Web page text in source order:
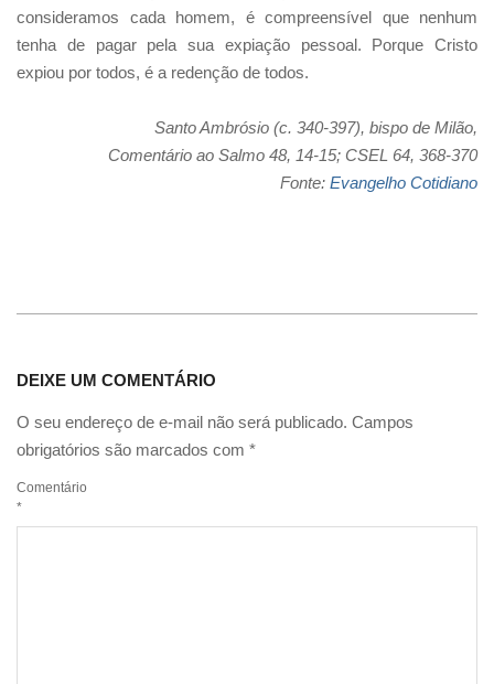
consideramos cada homem, é compreensível que nenhum
tenha de pagar pela sua expiação pessoal. Porque Cristo
expiou por todos, é a redenção de todos.
Santo Ambrósio (c. 340-397), bispo de Milão,
Comentário ao Salmo 48, 14-15; CSEL 64, 368-370
Fonte: Evangelho Cotidiano
DEIXE UM COMENTÁRIO
O seu endereço de e-mail não será publicado. Campos
obrigatórios são marcados com *
Comentário
*